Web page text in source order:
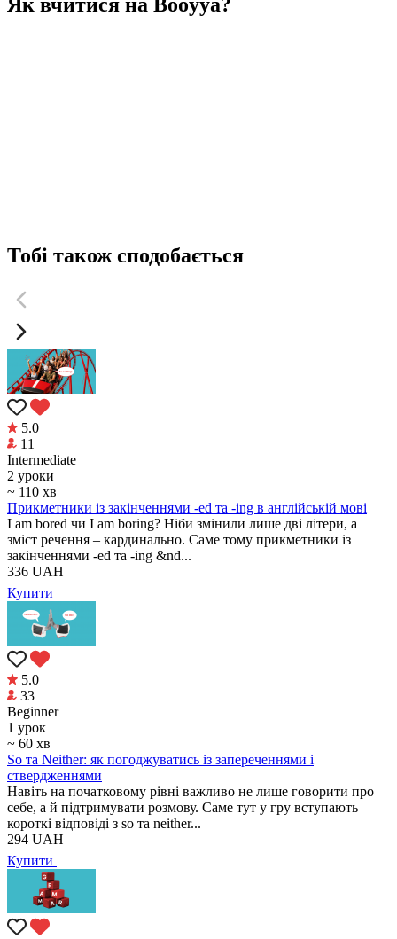
Як вчитися на Booyya?
Тобі також сподобається
5.0
11
Intermediate
2 уроки
~ 110 хв
Прикметники із закінченнями -ed та -ing в англійській мові
I am bored чи I am boring? Ніби змінили лише дві літери, а
зміст речення – кардинально. Саме тому прикметники із
закінченнями -ed та -ing &nd...
336 UAH
Купити
5.0
33
Beginner
1 урок
~ 60 хв
So та Neither: як погоджуватись із запереченнями і
ствердженнями
Навіть на початковому рівні важливо не лише говорити про
себе, а й підтримувати розмову. Саме тут у гру вступають
короткі відповіді з so та neither...
294 UAH
Купити